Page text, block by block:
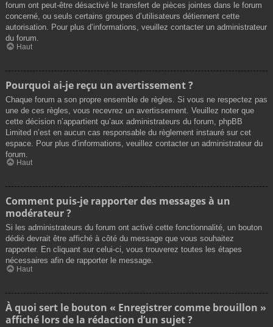
forum ont peut-être désactivé le transfert de pièces jointes dans le forum
concerné, ou seuls certains groupes d’utilisateurs détiennent cette
autorisation. Pour plus d’informations, veuillez contacter un administrateur
du forum.
Haut
Pourquoi ai-je reçu un avertissement ?
Chaque forum a son propre ensemble de règles. Si vous ne respectez pas
une de ces règles, vous recevrez un avertissement. Veuillez noter que
cette décision n’appartient qu’aux administrateurs du forum, phpBB
Limited n’est en aucun cas responsable du règlement instauré sur cet
espace. Pour plus d’informations, veuillez contacter un administrateur du
forum.
Haut
Comment puis-je rapporter des messages à un
modérateur ?
Si les administrateurs du forum ont activé cette fonctionnalité, un bouton
dédié devrait être affiché à côté du message que vous souhaitez
rapporter. En cliquant sur celui-ci, vous trouverez toutes les étapes
nécessaires afin de rapporter le message.
Haut
À quoi sert le bouton « Enregistrer comme brouillon »
affiché lors de la rédaction d’un sujet ?